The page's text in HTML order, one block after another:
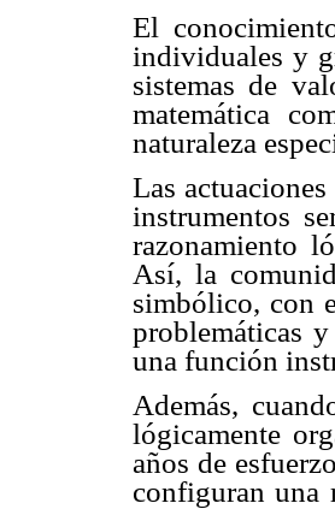
El
individuales y
sistemas de
matemática
naturaleza
Las
instrumentos
razonamiento
Así, la
simbólico, con
problemáticas
una función
Además,
lógicamente
años de
configuran una